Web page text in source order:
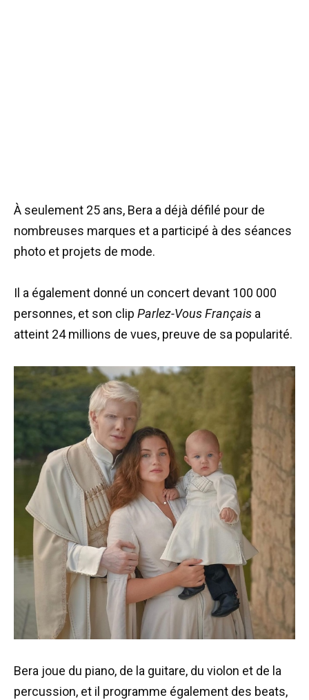
À seulement 25 ans, Bera a déjà défilé pour de
nombreuses marques et a participé à des séances
photo et projets de mode.
Il a également donné un concert devant 100 000
personnes, et son clip Parlez-Vous Français a
atteint 24 millions de vues, preuve de sa popularité.
Bera joue du piano, de la guitare, du violon et de la
percussion, et il programme également des beats,